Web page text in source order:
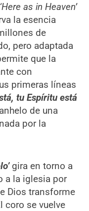
‘Here as in Heaven’
la esencia
de
pero adaptada
que la
con
primeras líneas
tu Espíritu está
de una
por la
gira en torno a
a la iglesia por
Dios transforme
coro se vuelve